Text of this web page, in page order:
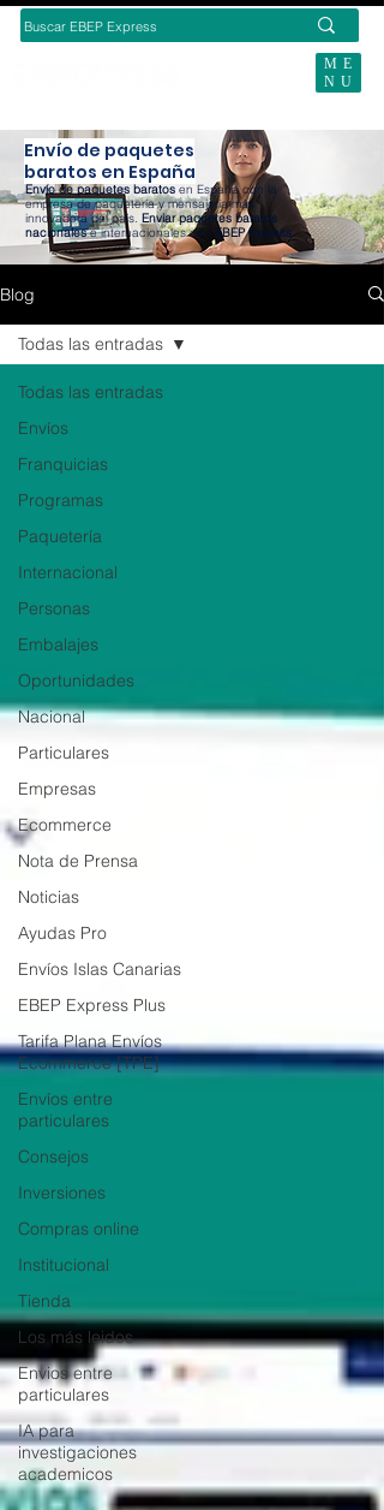
ME
NU
Envío de paquetes
baratos en España
Envío de paquetes baratos en España con la
empresa de paquetería y mensajería más
innovadora del país. Enviar paquetes baratos
nacionalese internacionales con EBEP Express.
Blog
Todas las entradas
Envíos
Franquicias
Programas
Paquetería
Internacional
Personas
Embalajes
Oportunidades
Nacional
Particulares
Empresas
Ecommerce
Nota de Prensa
Noticias
Ayudas Pro
Envíos Islas Canarias
EBEP Express Plus
Tarifa Plana Envíos
Ecommerce [TPE]
Envíos entre
particulares
Consejos
Inversiones
Compras online
Institucional
Tienda
Los más leidos
Envios entre
particulares
IA para
investigaciones
academicos
Todas las entradas